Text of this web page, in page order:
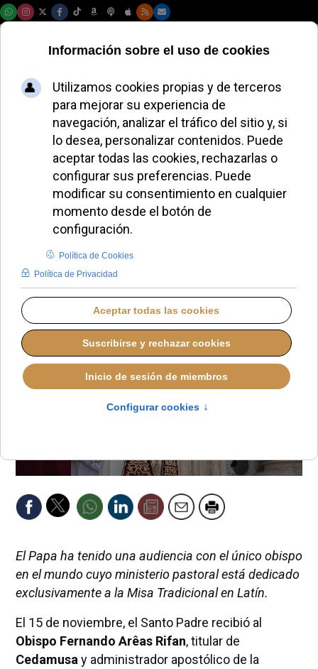
El Papa León XIV
recibe al obispo
Rifan, referente del
rito tridentino
ALMUDENA RODRIGO
PAPA LEÓN XIV
LUNES, 17 NOVIEMBRE 2025 17:29
El Papa ha tenido una audiencia con el único obispo
en el mundo cuyo ministerio pastoral está dedicado
exclusivamente a la Misa Tradicional en Latín.
El 15 de noviembre, el Santo Padre recibió al
Obispo Fernando Arêas Rifan, titular de
Cedamusa y administrador apostólico de la